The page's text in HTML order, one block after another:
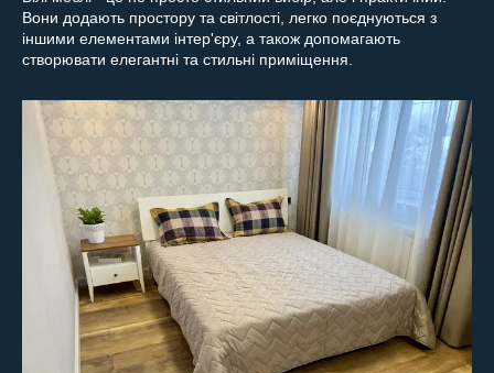
Вони додають простору та світлості, легко поєднуються з
іншими елементами інтер'єру, а також допомагають
створювати елегантні та стильні приміщення.